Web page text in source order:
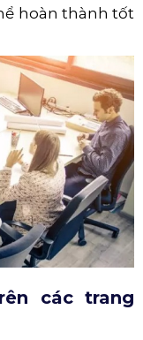
hoàn thành tốt
các trang